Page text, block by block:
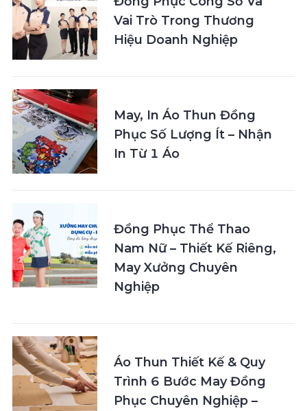
Vai Trò Trong Thương
Hiệu Doanh Nghiệp
May, In Áo Thun Đồng
Phục Số Lượng Ít – Nhận
In Từ 1 Áo
Đồng Phục Thể Thao
Nam Nữ – Thiết Kế Riêng,
May Xưởng Chuyên
Nghiệp
Áo Thun Thiết Kế & Quy
Trình 6 Bước May Đồng
Phục Chuyên Nghiệp –